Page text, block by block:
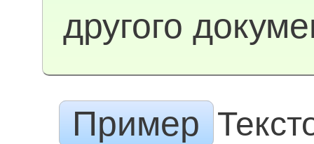
другого
Пример